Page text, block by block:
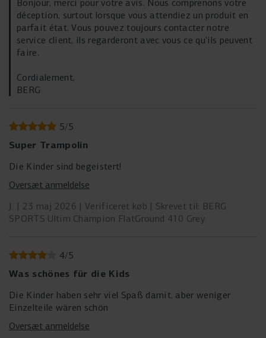
Bonjour, merci pour votre avis. Nous comprenons votre
déception, surtout lorsque vous attendiez un produit en
parfait état. Vous pouvez toujours contacter notre
service client, ils regarderont avec vous ce qu’ils peuvent
faire.
Cordialement,
BERG
5/5
Super Trampolin
Die Kinder sind begeistert!
Oversæt anmeldelse
J.
23 maj 2026 Verificeret køb
Skrevet til: BERG
SPORTS Ultim Champion FlatGround 410 Grey
4/5
Was schönes für die Kids
Die Kinder haben sehr viel Spaß damit, aber weniger
Einzelteile wären schön
Oversæt anmeldelse